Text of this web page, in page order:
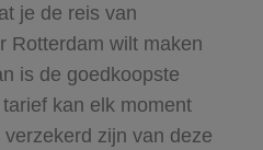
je de reis van
Rotterdam wilt maken
is de goedkoopste
kan elk moment
zijn van deze